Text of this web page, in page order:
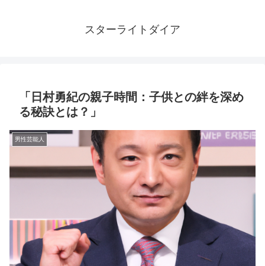
スターライトダイア
「日村勇紀の親子時間：子供との絆を深め
る秘訣とは？」
男性芸能人